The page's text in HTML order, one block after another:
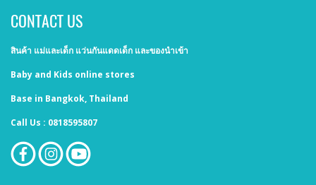
CONTACT US
สินค้า แม่และเด็ก แว่นกันแดดเด็ก และของนำเข้า
Baby and Kids online stores
Base in Bangkok, Thailand
Call Us : 0818595807